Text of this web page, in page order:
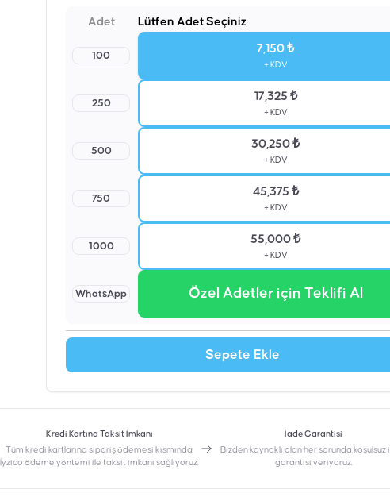
Adet Lütfen Adet Seçiniz
100
7,150 ₺
+ KDV
250
17,325 ₺
+ KDV
500
30,250 ₺
+ KDV
750
45,375 ₺
+ KDV
1000
55,000 ₺
+ KDV
WhatsApp Özel Adetler için Teklifi Al
Sepete Ekle
Kredi Kartına Taksit İmkanı
‎Tüm kredi kartlarına sipariş ödemesi kısmında
İyzico ödeme yöntemi ile taksit imkanı sağlıyoruz.
İade Garantisi
Bizden kaynaklı olan her sorunda koşulsuz
garantisi veriyoruz.